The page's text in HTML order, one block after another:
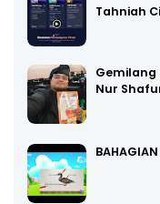
Tahniah
Gemilang
Nur